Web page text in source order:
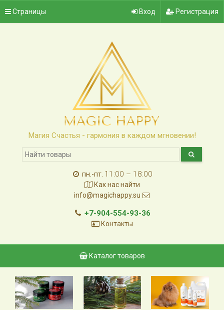
Страницы Вход Регистрация
Магия Счастья - гармония в каждом мгновении!
пн.-пт. 11:00 – 18:00
Как нас найти
info@magichappy.su
+7-904-554-93-36
Контакты
Каталог товаров